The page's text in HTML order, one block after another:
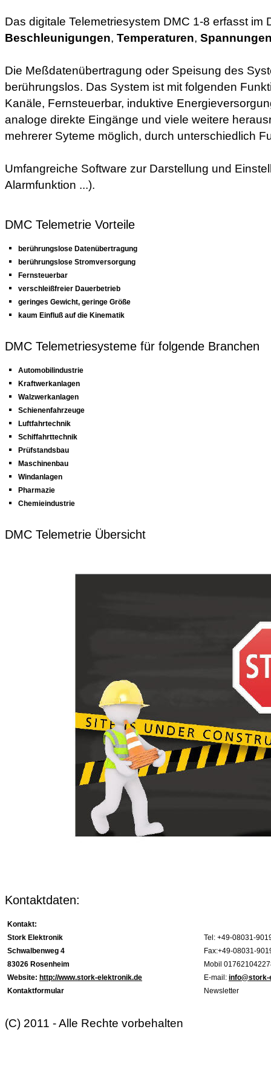
Das digitale Telemetriesystem DMC 1-8 erfasst im
Beschleunigungen, Temperaturen,
Die Meßdatenübertragung oder Speisung des
berührungslos. Das System ist mit folgenden
Kanäle, Fernsteuerbar, induktive
analoge direkte Eingänge und viele weitere
mehrerer Syteme möglich, durch unterschiedlich
Umfangreiche Software zur Darstellung und
Alarmfunktion ...).
DMC Telemetrie Vorteile
berührungslose Datenübertragung
berührungslose Stromversorgung
Fernsteuerbar
verschleißfreier Dauerbetrieb
geringes Gewicht, geringe Größe
kaum Einfluß auf die Kinematik
DMC Telemetriesysteme für folgende Branchen
Automobilindustrie
Kraftwerkanlagen
Walzwerkanlagen
Schienenfahrzeuge
Luftfahrtechnik
Schiffahrttechnik
Prüfstandsbau
Maschinenbau
Windanlagen
Pharmazie
Chemieindustrie
DMC Telemetrie Übersicht
Kontaktdaten:
Kontakt:
Stork Elektronik
Tel: +49-08031-
Schwalbenweg 4
Fax:+49-08031-
83026 Rosenheim
Mobil
Website: http://www.stork-elektronik.de E-mail:
Kontaktformular
Newsletter
(C) 2011 - Alle Rechte vorbehalten